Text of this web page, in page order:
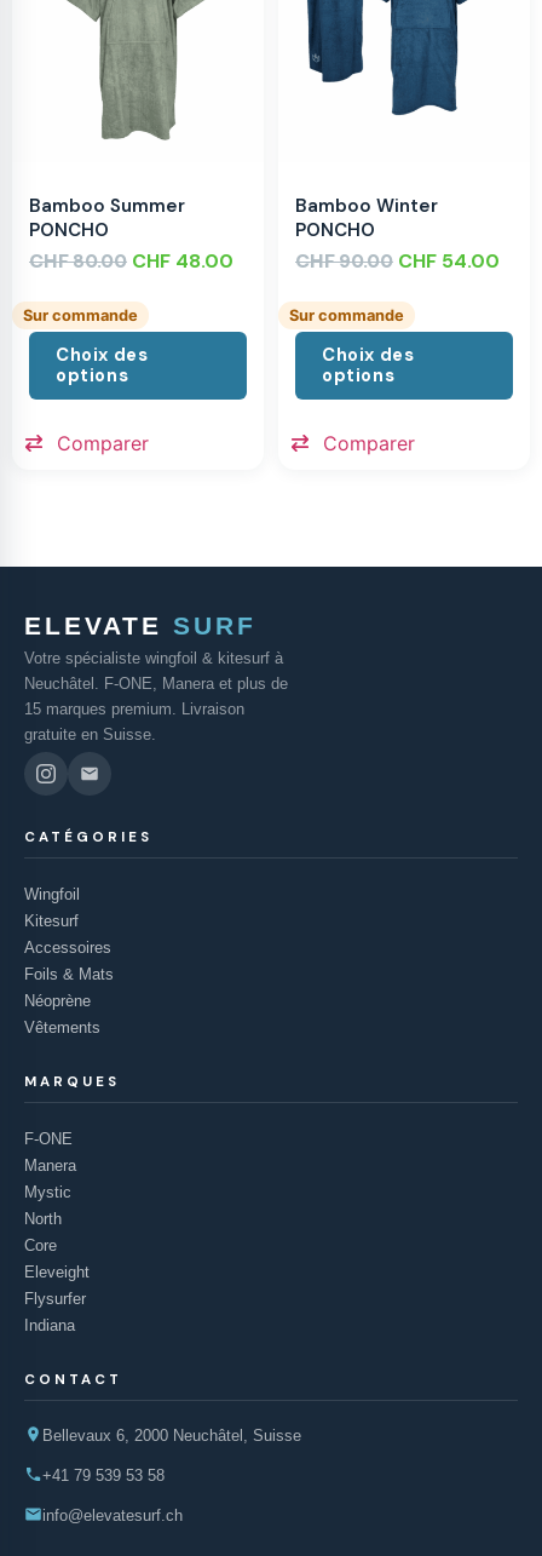
Bamboo Summer
PONCHO
CHF80.00 CHF 48.00
Sur commande
Choix des
options
Comparer
Bamboo Winter
PONCHO
CHF90.00 CHF 54.00
Sur commande
Choix des
options
Comparer
ELEVATE SURF
Votre spécialiste wingfoil & kitesurf à
Neuchâtel. F-ONE, Manera et plus de
15 marques premium. Livraison
gratuite en Suisse.
CATÉGORIES
Wingfoil
Kitesurf
Accessoires
Foils & Mats
Néoprène
Vêtements
MARQUES
F-ONE
Manera
Mystic
North
Core
Eleveight
Flysurfer
Indiana
CONTACT
Bellevaux 6, 2000 Neuchâtel, Suisse
+41 79 539 53 58
info@elevatesurf.ch